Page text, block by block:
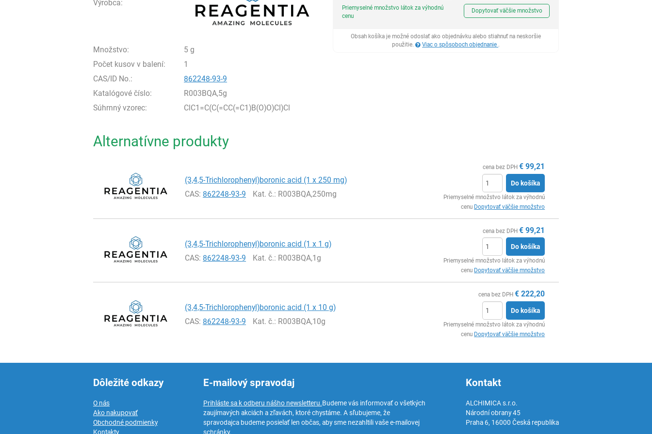
Výrobca:
Množstvo:
5 g
Počet kusov v balení:
1
CAS/ID No.:
862248-93-9
Katalógové číslo:
R003BQA,5g
Súhrnný vzorec:
ClC1=C(C(=CC(=C1)B(O)O)Cl)Cl
Ks
Priemyselné množstvo látok za výhodnú
cenu
Dopytovať väčšie množstvo
Obsah košíka je možné odoslať ako objednávku alebo stiahnuť na neskoršie
použitie.
Viac o spôsoboch objednanie .
Alternatívne produkty
(3,4,5-Trichlorophenyl)boronic acid (1 x 250 mg)
CAS: 862248-93-9 Kat. č.: R003BQA,250mg
cena bez DPH € 99,21
Do košíka
Priemyselné množstvo látok za výhodnú
cenu Dopytovať väčšie množstvo
(3,4,5-Trichlorophenyl)boronic acid (1 x 1 g)
CAS: 862248-93-9 Kat. č.: R003BQA,1g
cena bez DPH € 99,21
Do košíka
Priemyselné množstvo látok za výhodnú
cenu Dopytovať väčšie množstvo
(3,4,5-Trichlorophenyl)boronic acid (1 x 10 g)
CAS: 862248-93-9 Kat. č.: R003BQA,10g
cena bez DPH € 222,20
Do košíka
Priemyselné množstvo látok za výhodnú
cenu Dopytovať väčšie množstvo
Dôležité odkazy
O nás
Ako nakupovať
Obchodné podmienky
Kontakty
E-mailový spravodaj
Prihláste sa k odberu nášho newsletteru.Budeme vás informovať o všetkých
zaujímavých akciách a zľavách, ktoré chystáme. A sľubujeme, že
spravodajca budeme posielať len občas, aby sme nezahltili vaše e-mailovej
schránky.
Kontakt
ALCHIMICA s.r.o.
Národní obrany 45
Praha 6, 16000 Česká republika